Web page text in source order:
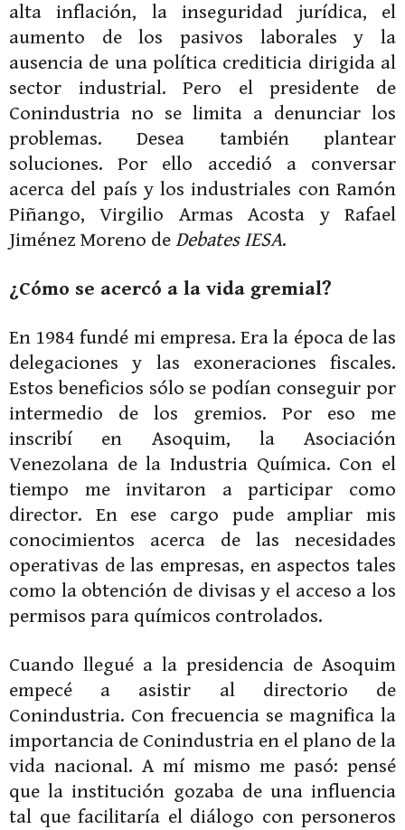
alta inflación, la inseguridad jurídica, el
aumento de los pasivos laborales y la
ausencia de una política crediticia dirigida al
sector industrial. Pero el presidente de
Conindustria no se limita a denunciar los
problemas. Desea también plantear
soluciones. Por ello accedió a conversar
acerca del país y los industriales con Ramón
Piñango, Virgilio Armas Acosta y Rafael
Jiménez Moreno de Debates IESA.
¿Cómo se acercó a la vida gremial?
En 1984 fundé mi empresa. Era la época de las
delegaciones y las exoneraciones fiscales.
Estos beneficios sólo se podían conseguir por
intermedio de los gremios. Por eso me
inscribí en Asoquim, la Asociación
Venezolana de la Industria Química. Con el
tiempo me invitaron a participar como
director. En ese cargo pude ampliar mis
conocimientos acerca de las necesidades
operativas de las empresas, en aspectos tales
como la obtención de divisas y el acceso a los
permisos para químicos controlados.
Cuando llegué a la presidencia de Asoquim
empecé a asistir al directorio de
Conindustria. Con frecuencia se magnifica la
importancia de Conindustria en el plano de la
vida nacional. A mí mismo me pasó: pensé
que la institución gozaba de una influencia
tal que facilita­ría el diálogo con personeros